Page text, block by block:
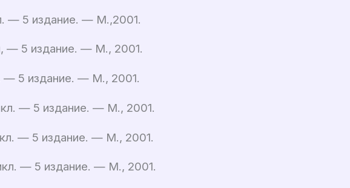
— 5 издание. — М.,2001.
— 5 издание. — М., 2001.
— 5 издание. — М., 2001.
— 5 издание. — М., 2001.
— 5 издание. — М., 2001.
— 5 издание. — М., 2001.